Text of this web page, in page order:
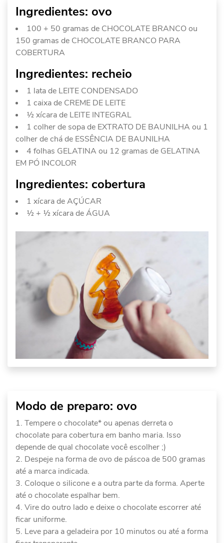
Ingredientes: ovo
100 + 50 gramas de CHOCOLATE BRANCO ou
150 gramas de CHOCOLATE BRANCO PARA
COBERTURA
Ingredientes: recheio
1 lata de LEITE CONDENSADO
1 caixa de CREME DE LEITE
½ xícara de LEITE INTEGRAL
1 colher de sopa de EXTRATO DE BAUNILHA ou 1
colher de chá de ESSÊNCIA DE BAUNILHA
4 folhas GELATINA ou 12 gramas de GELATINA
EM PÓ INCOLOR
Ingredientes: cobertura
1 xícara de AÇÚCAR
½ + ½ xícara de ÁGUA
Modo de preparo: ovo
Tempere o chocolate* ou apenas derreta o
chocolate para cobertura em banho maria. Isso
depende de qual chocolate você escolher ;)
Despeje na forma de ovo de páscoa de 500 gramas
até a marca indicada.
Coloque o silicone e a outra parte da forma. Aperte
até o chocolate espalhar bem.
Vire do outro lado e deixe o chocolate escorrer até
ficar uniforme.
Leve para a geladeira por 10 minutos ou até a forma